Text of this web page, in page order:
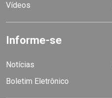
Vídeos
Informe-se
Notícias
Boletim Eletrônico